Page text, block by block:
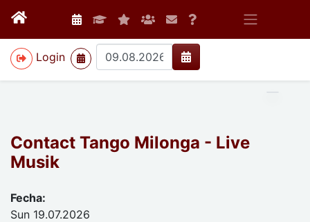
Login
>
Contact Tango Milonga - Live
Musik
Fecha:
Sun 19.07.2026